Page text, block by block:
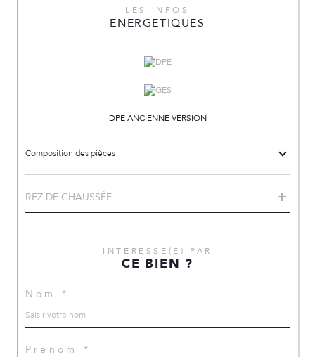
LES INFOS
ENERGETIQUES
DPE ANCIENNE VERSION
Composition des pièces
REZ DE CHAUSSÉE
INTÉRESSÉ(E) PAR
CE BIEN ?
Nom *
Prénom *